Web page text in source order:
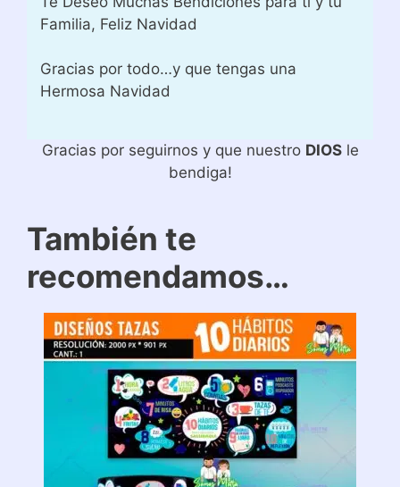
Familia, Feliz Navidad
Gracias por todo…y que tengas una
Hermosa Navidad
Gracias por seguirnos y que nuestro DIOSle
bendiga!
También te
recomendamos…